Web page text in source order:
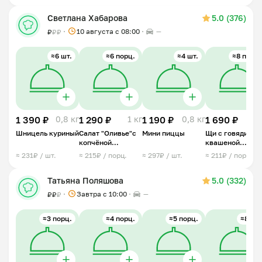
Светлана Хабарова 5.0 (376)
₽₽₽ 10 августа с 08:00 —
≈6 шт.
1 390 ₽ 0,8 кг
Шницель куриный
≈ 231₽ / шт.
≈6 порц.
1 290 ₽ 1 кг
Салат "Оливье"с
копчёной
колбасой
≈ 215₽ / порц.
≈4 шт.
1 190 ₽ 0,8 кг
Мини пиццы
≈ 297₽ / шт.
≈8 порц.
1 690 ₽
Щи с говядиной
квашеной
капустой
≈ 211₽ / порц.
Татьяна Поляшова 5.0 (332)
₽₽₽ Завтра c 10:00 —
≈3 порц. ≈4 порц. ≈5 порц. ≈8 шт.